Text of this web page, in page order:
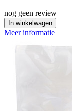
nog geen review
In winkelwagen
Meer informatie